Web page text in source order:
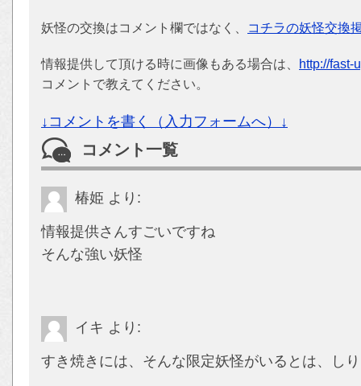
妖怪の交換はコメント欄ではなく、 コチラの妖怪交換
情報提供して頂ける時に画像もある場合は、
http://fast-
コメントで教えてください。
↓コメントを書く（入力フォームへ）↓
コメント一覧
椿姫 より:
情報提供さんすごいですね
そんな強い妖怪
イキ より:
すき焼きには、そんな限定妖怪がいるとは、し